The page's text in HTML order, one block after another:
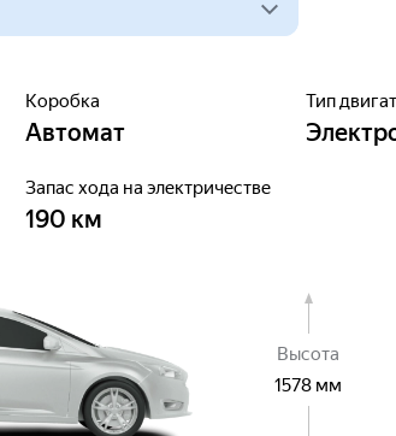
Коробка
Автомат
Тип
Запас хода на электричестве
190 км
Высота
1578 мм